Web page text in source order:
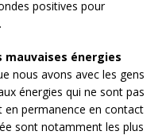
positives pour
énergies
nous avons avec les gens
énergies qui ne sont pas
en permanence en contact
sont notamment les plus